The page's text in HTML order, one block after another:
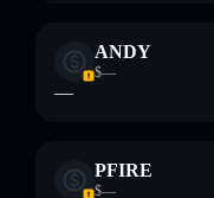
ANDY
$—
—
PFIRE
$—